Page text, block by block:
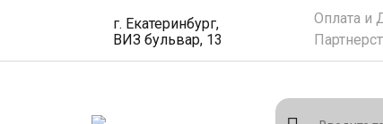
г. Екатеринбург,
ВИЗ бульвар, 13
Оплата и